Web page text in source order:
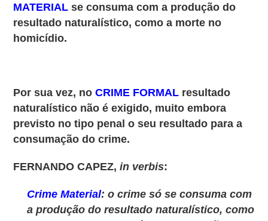
MATERIAL se consuma com a produção do
resultado naturalístico, como a morte no
homicídio.
Por sua vez, noCRIME FORMAL resultado
naturalístico não é exigido, muito embora
previsto no tipo penal o seu resultado para a
consumação do crime.
FERNANDO CAPEZ,in verbis:
Crime Material: o crime só se consuma com
a produção do resultado naturalístico, como